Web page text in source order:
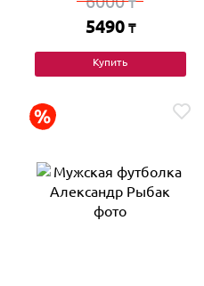
₸
5490 ₸
Купить